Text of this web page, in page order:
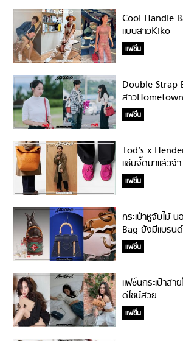
Cool Handle
แบบสาวKiko
แฟชั่น
Double Strap
สาว
แฟชั่น
Tod’s x
แซ่บจี๊ดมาแล้วจ้า
แฟชั่น
กระเป๋าหูจับไม้
Bag ยังมีแบรน
แฟชั่น
แฟชั่นกระเป๋าสา
ดีไซน์สวย
แฟชั่น